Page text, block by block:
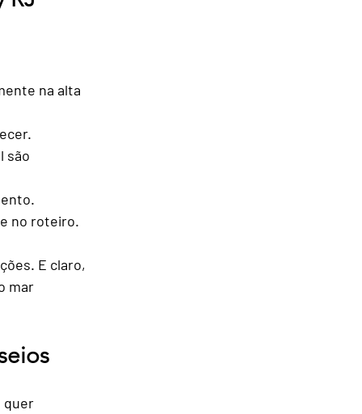
na alta
são
no roteiro.
E claro,
mar
quer